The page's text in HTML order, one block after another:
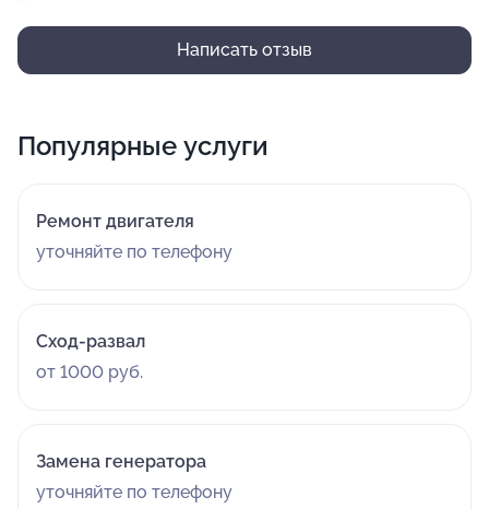
Написать отзыв
Популярные услуги
Ремонт двигателя
уточняйте по телефону
Сход-развал
от 1000 руб.
Замена генератора
уточняйте по телефону